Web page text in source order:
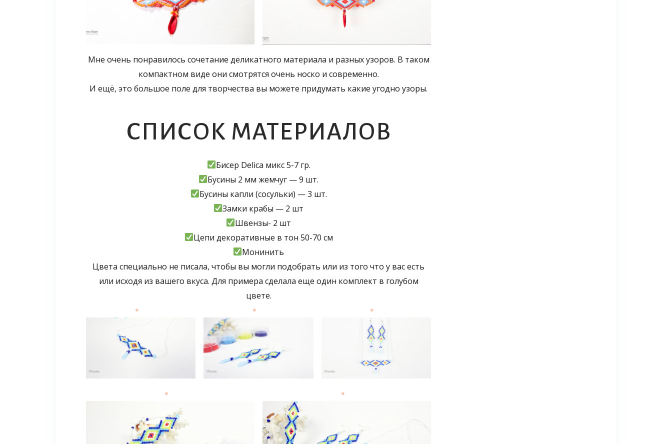
Мне очень понравилось сочетание деликатного материала и разных узоров. В таком
компактном виде они смотрятся очень носко и современно.
И ещё, это большое поле для творчества вы можете придумать какие угодно узоры.
СПИСОК МАТЕРИАЛОВ
Бисер Delica микс 5-7 гр.
Бусины 2 мм жемчуг — 9 шт.
Бусины капли (сосульки) — 3 шт.
Замки крабы — 2 шт
Швензы- 2 шт
Цепи декоративные в тон 50-70 см
Монинить
Цвета специально не писала, чтобы вы могли подобрать или из того что у вас есть
или исходя из вашего вкуса. Для примера сделала еще один комплект в голубом
цвете.